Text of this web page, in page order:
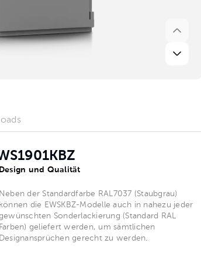
Design und Qualität
Neben der Standardfarbe RAL7037 (Staubgrau)
können die EWSKBZ-Modelle auch in nahezu jeder
Sonderlackierung (Standard RAL
Farben) geliefert werden, um sämtlichen
Designansprüchen gerecht zu werden.